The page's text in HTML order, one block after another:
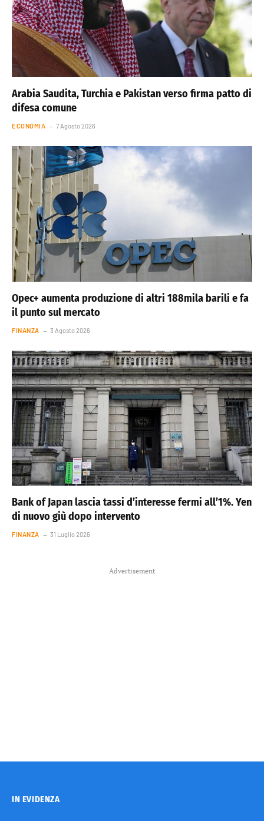
Arabia Saudita, Turchia e Pakistan verso firma patto di
difesa comune
ECONOMIA 7 Agosto 2026
Opec+ aumenta produzione di altri 188mila barili e fa
il punto sul mercato
FINANZA 3 Agosto 2026
Bank of Japan lascia tassi d’interesse fermi all’1%. Yen
di nuovo giù dopo intervento
FINANZA 31 Luglio 2026
Advertisement
IN EVIDENZA